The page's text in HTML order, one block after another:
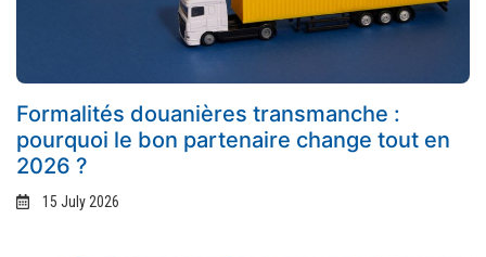
Formalités douanières transmanche :
pourquoi le bon partenaire change tout en
2026 ?
15 July 2026